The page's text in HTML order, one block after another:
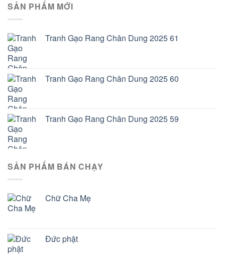
SẢN PHẨM MỚI
Tranh Gạo Rang Chân Dung 2025 61
Tranh Gạo Rang Chân Dung 2025 60
Tranh Gạo Rang Chân Dung 2025 59
SẢN PHẨM BÁN CHẠY
Chữ Cha Mẹ
Đức phật